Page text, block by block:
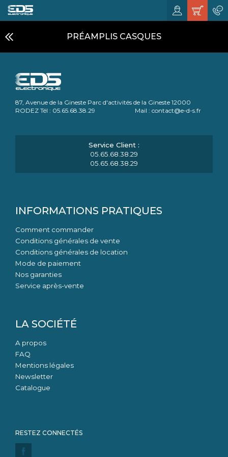
PRÉAMPLIS CASQUES
87, Avenue de la Gineste Parc d'activités de la Gineste 12000
RODEZ Tél : 05.65.68.38.29 Mail : contact@e-d-s.fr
05.65.68.38.29
05.65.68.38.29
INFORMATIONS PRATIQUES
Comment commander
Conditions générales de vente
Conditions générales de location
Mode de paiement
Nos garanties
Service après-vente
LA SOCIÉTÉ
A propos
FAQ
Mentions légales
Newsletter
Catalogue